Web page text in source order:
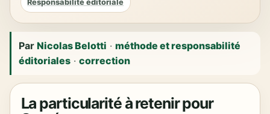
Responsabilité éditoriale
ParNicolas Belotti ·méthode et responsabilité
éditoriales ·correction
La particularité à retenir pour